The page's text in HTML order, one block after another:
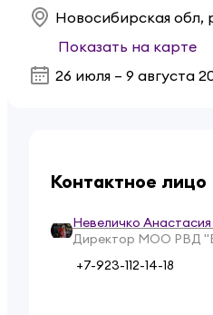
Новосибирская обл,
Показать на карте
26 июля – 9 августа
Контактное лицо
Невеличко
Директор МОО РВД
+7-923-112-14-18